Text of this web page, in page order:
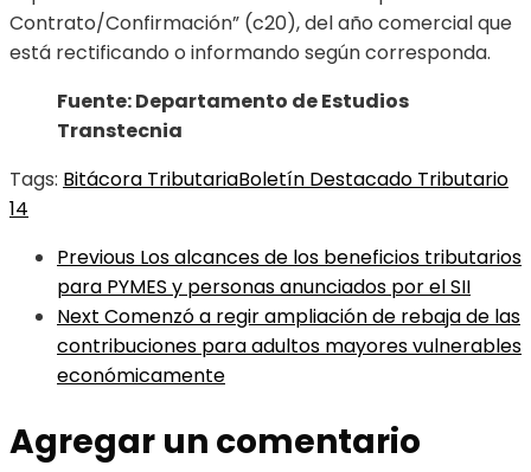
Contrato/Confirmación” (c20), del año comercial que
está rectificando o informando según corresponda.
Fuente: Departamento de Estudios
Transtecnia
Tags: Bitácora TributariaBoletín Destacado Tributario
14
Previous Los alcances de los beneficios tributarios
para PYMES y personas anunciados por el SII
Next Comenzó a regir ampliación de rebaja de las
contribuciones para adultos mayores vulnerables
económicamente
Agregar un comentario